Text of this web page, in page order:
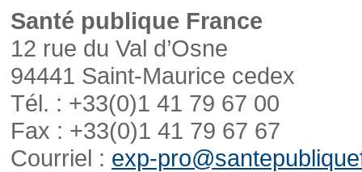
Santé publique France
12 rue du Val d’Osne
94441 Saint-Maurice cedex
Tél. : +33(0)1 41 79 67 00
Fax : +33(0)1 41 79 67 67
Courriel : exp-